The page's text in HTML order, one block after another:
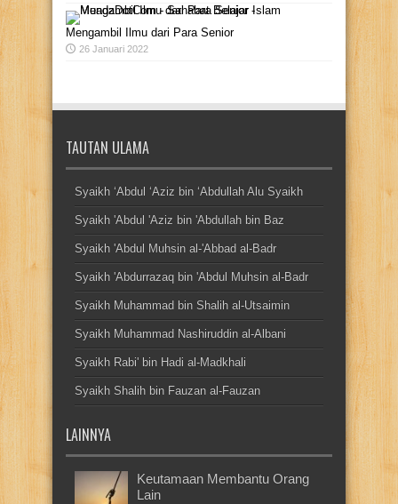
Mengambil Ilmu dari Para Senior
26 Januari 2022
TAUTAN ULAMA
Syaikh ‘Abdul ‘Aziz bin ‘Abdullah Alu Syaikh
Syaikh 'Abdul 'Aziz bin 'Abdullah bin Baz
Syaikh 'Abdul Muhsin al-'Abbad al-Badr
Syaikh 'Abdurrazaq bin 'Abdul Muhsin al-Badr
Syaikh Muhammad bin Shalih al-Utsaimin
Syaikh Muhammad Nashiruddin al-Albani
Syaikh Rabi' bin Hadi al-Madkhali
Syaikh Shalih bin Fauzan al-Fauzan
LAINNYA
Keutamaan Membantu Orang
Lain